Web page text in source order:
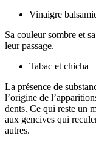
Vinaigre
Sa couleur sombre et
leur passage.
Tabac et chicha
La présence de
l’origine de
dents. Ce qui reste un
aux gencives qui
autres.